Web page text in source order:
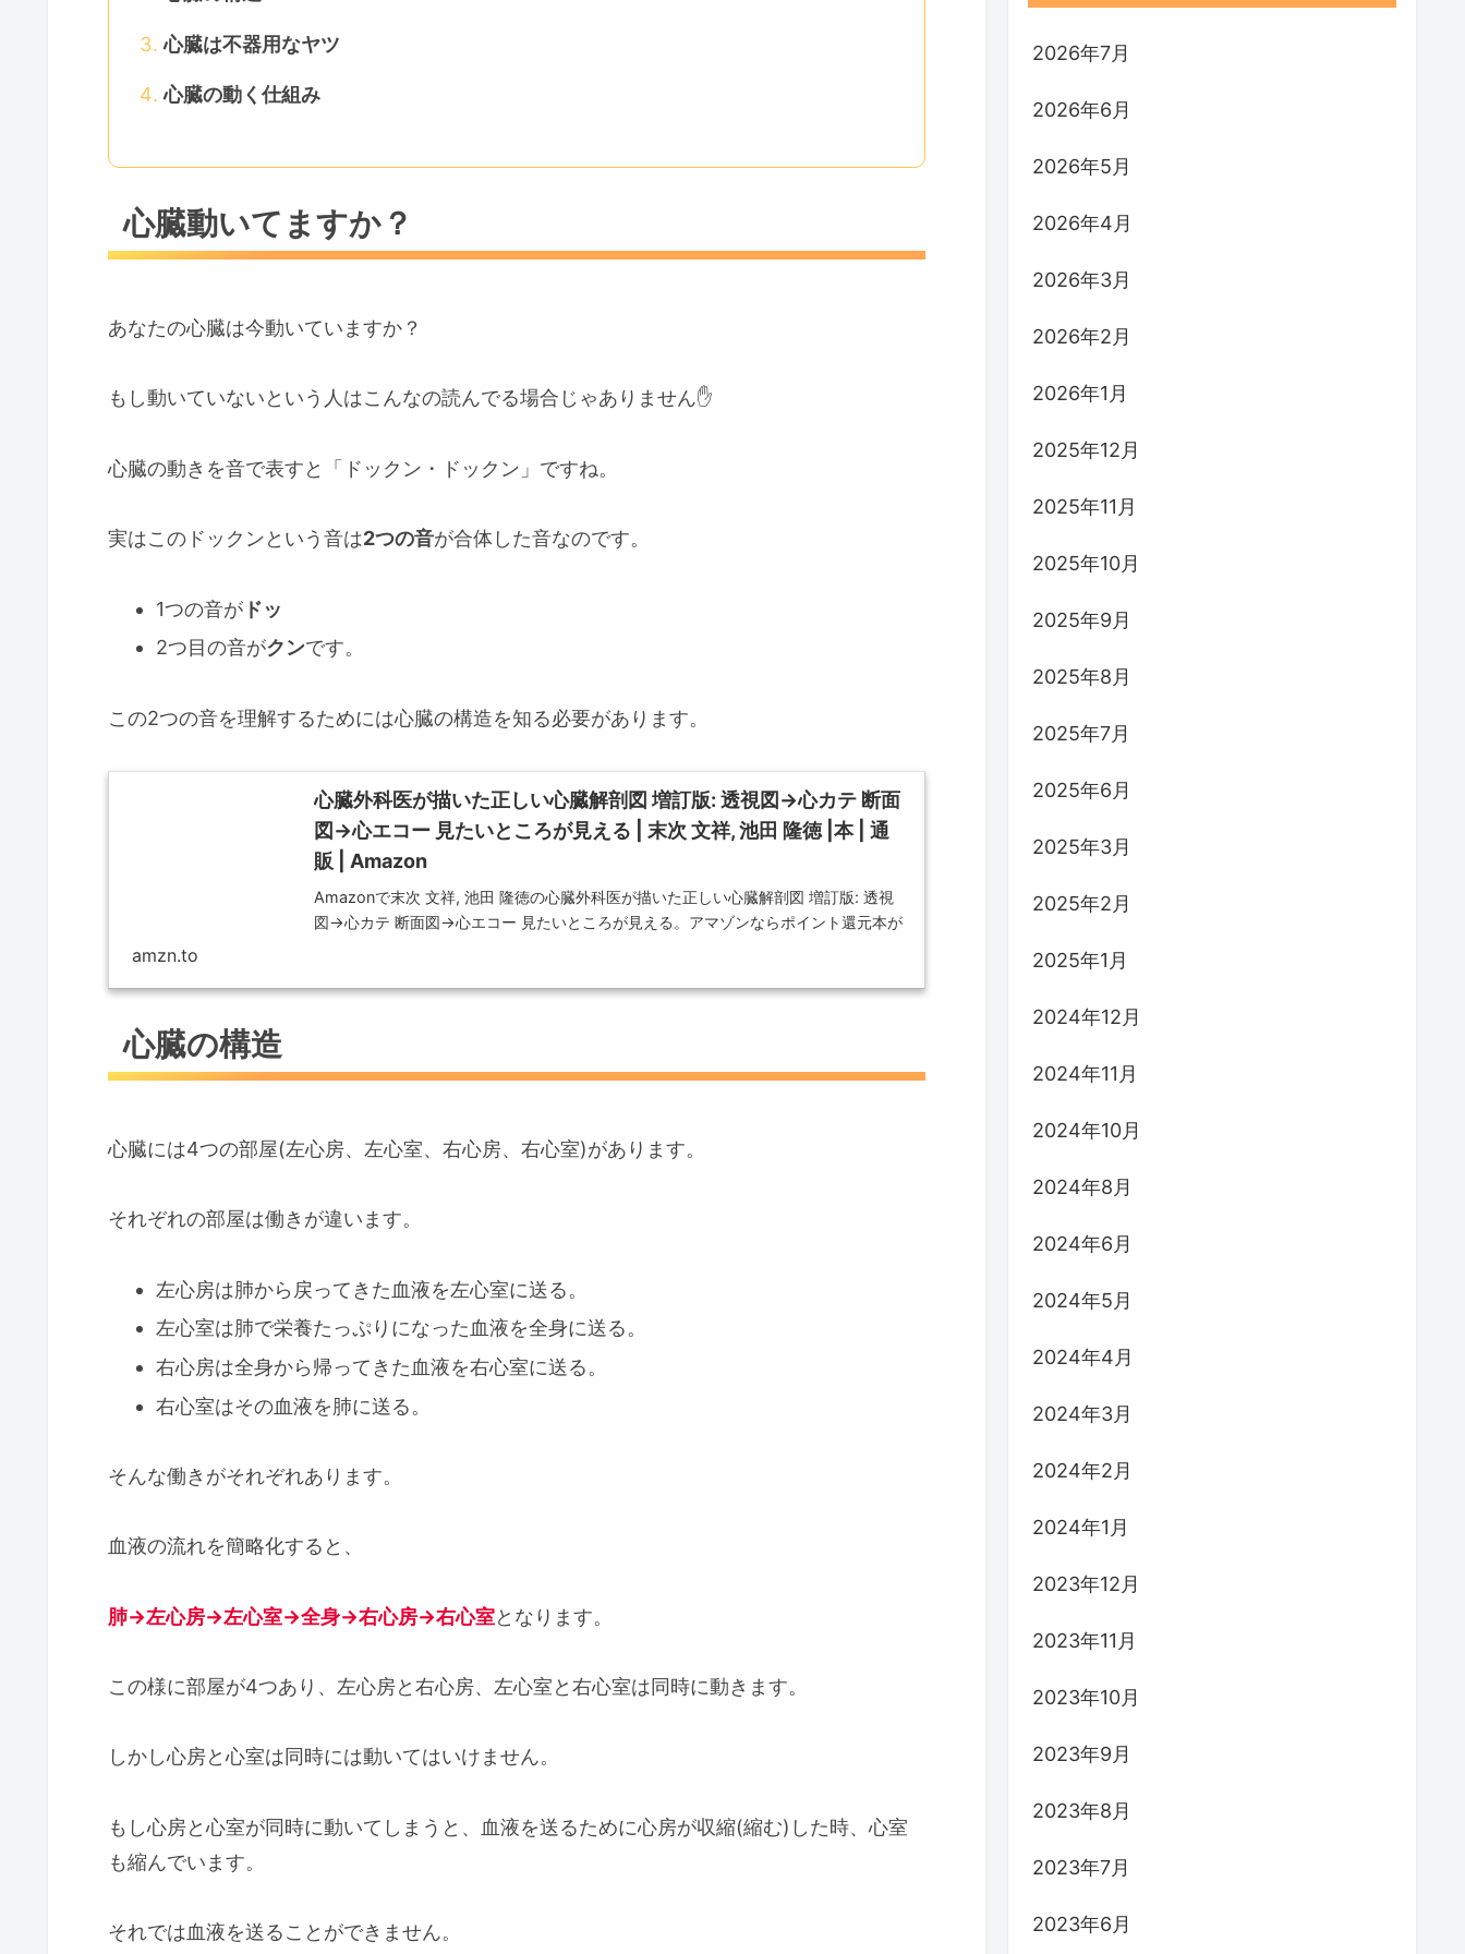
心臓は不器用なヤツ
心臓の動く仕組み
心臓動いてますか？
あなたの心臓は今動いていますか？
もし動いていないという人はこんなの読んでる場合じゃありません✋️
心臓の動きを音で表すと「ドックン・ドックン」ですね。
実はこのドックンという音は2つの音が合体した音なのです。
1つの音がドッ
2つ目の音がクンです。
この2つの音を理解するためには心臓の構造を知る必要があります。
心臓外科医が描いた正しい心臓解剖図 増訂版: 透視図→心カテ 断面
図→心エコー 見たいところが見える | 末次 文祥, 池田 隆徳 |本 | 通
販 | Amazon
Amazonで末次 文祥, 池田 隆徳の心臓外科医が描いた正しい心臓解剖図 増訂版: 透視
図→心カテ 断面図→心エコー 見たいところが見える。アマゾンならポイント還元本が
amzn.to
心臓の構造
心臓には4つの部屋(左心房、左心室、右心房、右心室)があります。
それぞれの部屋は働きが違います。
左心房は肺から戻ってきた血液を左心室に送る。
左心室は肺で栄養たっぷりになった血液を全身に送る。
右心房は全身から帰ってきた血液を右心室に送る。
右心室はその血液を肺に送る。
そんな働きがそれぞれあります。
血液の流れを簡略化すると、
肺→左心房→左心室→全身→右心房→右心室となります。
この様に部屋が4つあり、左心房と右心房、左心室と右心室は同時に動きます。
しかし心房と心室は同時には動いてはいけません。
もし心房と心室が同時に動いてしまうと、血液を送るために心房が収縮(縮む)した時、心室
も縮んでいます。
それでは血液を送ることができません。
2026年7月
2026年6月
2026年5月
2026年4月
2026年3月
2026年2月
2026年1月
2025年12月
2025年11月
2025年10月
2025年9月
2025年8月
2025年7月
2025年6月
2025年3月
2025年2月
2025年1月
2024年12月
2024年11月
2024年10月
2024年8月
2024年6月
2024年5月
2024年4月
2024年3月
2024年2月
2024年1月
2023年12月
2023年11月
2023年10月
2023年9月
2023年8月
2023年7月
2023年6月